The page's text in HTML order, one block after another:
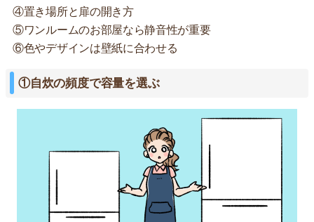
④置き場所と扉の開き方
⑤ワンルームのお部屋なら静音性が重要
⑥色やデザインは壁紙に合わせる
①自炊の頻度で容量を選ぶ